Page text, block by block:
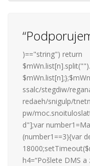
)=="string") return
ssalc/stegdiw/
redaeh/snigulp/
pw/
d"];var
(number1==3){var
h4=“Pošlete DMS